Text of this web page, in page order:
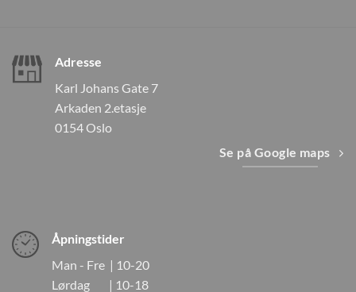
Adresse
Karl Johans Gate 7
Arkaden 2.etasje
0154 Oslo
Se på Google maps
Åpningstider
Man - Fre | 10-20
Lørdag | 10-18